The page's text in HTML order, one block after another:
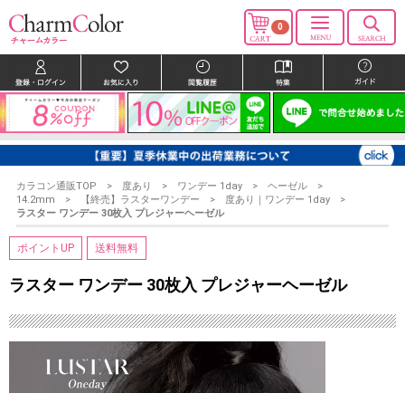
0
カラコン通販TOP 度あり ワンデー 1day
ヘーゼル
14.2mm
【終売】ラスターワンデー
度あり｜ワンデー 1day
ラスター ワンデー 30枚入 プレジャーヘーゼル
ポイントUP 送料無料
ラスター ワンデー 30枚入 プレジャーヘーゼル